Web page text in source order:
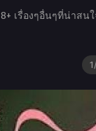
เรื่องๆอื่นๆที่น่าส